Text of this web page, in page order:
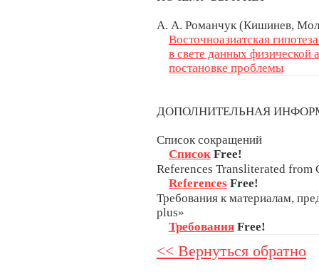
А. А. Романчук (Кишинев,
Восточноазиатская
в свете данных физической
постановке проблемы
ДОПОЛНИТЕЛЬНАЯ
Список сокращений
Список Free!
References Transliterated
References Free!
Требования к материалам,
plus»
Требования Free!
<< Вернуться обратно